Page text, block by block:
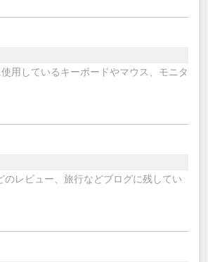
用しているキーボードやマウス、モニタ
レビュー、旅行などブログに残してい